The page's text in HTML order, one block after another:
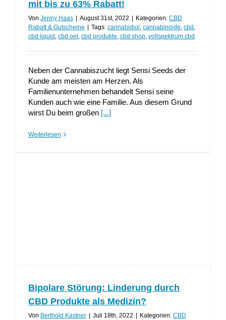
mit bis zu 63% Rabatt!
Von Jenny Haas August 31st, 2022 Kategorien: CBD
Rabatt & Gutscheine
Tags: cannabidiol , cannabinoide, cbd ,
cbd liquid , cbd oel , cbd produkte, cbd shop, vollspektrum cbd
Neben der Cannabiszucht liegt Sensi Seeds der
Kunde am meisten am Herzen. Als
Familienunternehmen behandelt Sensi seine
Kunden auch wie eine Familie. Aus diesem Grund
wirst Du beim großen [...]
Weiterlesen
Bipolare Störung: Linderung durch
CBD Produkte als Medizin?
Von Berthold Kastner Juli 18th, 2022 Kategorien: CBD